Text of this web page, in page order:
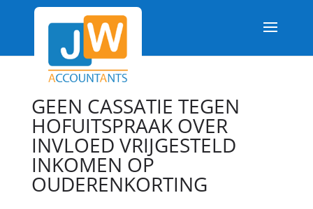
GEEN CASSATIE TEGEN
HOFUITSPRAAK OVER
INVLOED VRIJGESTELD
INKOMEN OP
OUDERENKORTING